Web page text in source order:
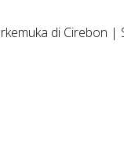
di Cirebon |